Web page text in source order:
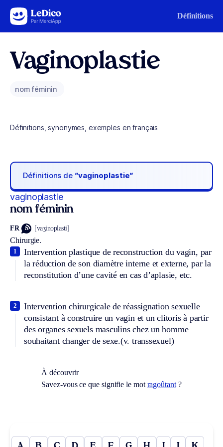
Aller au contenu Définitions
Vaginoplastie
nom féminin
Définitions, synonymes, exemples en français
Définitions de “vaginoplastie“
vaginoplastie
nom féminin
FR [vaʒinoplasti]
Chirurgie.
Intervention plastique de reconstruction du vagin, par
la réduction de son diamètre interne et externe, par la
reconstitution d’une cavité en cas d’aplasie, etc.
1
Intervention chirurgicale de réassignation sexuelle
consistant à construire un vagin et un clitoris à partir
des organes sexuels masculins chez un homme
souhaitant changer de sexe.(v. transsexuel)
2
À découvrir
Savez-vous ce que signifie le mot ragoûtant?